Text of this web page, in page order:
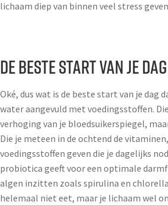
lichaam diep van binnen veel stress
De beste start van je dag
Oké, dus wat is de beste start van je dag
water aangevuld met voedingsstoffen.
verhoging van je bloedsuikerspiegel,
Die je meteen in de ochtend de
voedingsstoffen geven die je dagelijks
probiotica geeft voor een optimale
algen inzitten zoals spirulina en
helemaal niet eet, maar je lichaam wel